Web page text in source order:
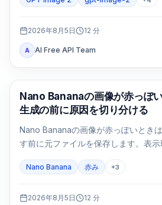
2026年8月5日 12 分
A AI Free API Team
AI画像生成
Nano Bananaの画像が赤っぽ
生成の前に原因を切り分ける
Nano Bananaの画像が赤っぽいとき
す前に元ファイルを保存します。表
Nano Banana 赤み +3
2026年8月5日 12 分